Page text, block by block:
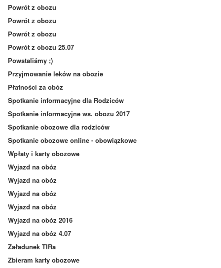
Powrót z obozu
Powrót z obozu
Powrót z obozu
Powrót z obozu 25.07
Powstaliśmy ;)
Przyjmowanie leków na obozie
Płatności za obóz
Spotkanie informacyjne dla Rodziców
Spotkanie informacyjne ws. obozu 2017
Spotkanie obozowe dla rodziców
Spotkanie obozowe online - obowiązkowe
Wpłaty i karty obozowe
Wyjazd na obóz
Wyjazd na obóz
Wyjazd na obóz
Wyjazd na obóz
Wyjazd na obóz 2016
Wyjazd na obóz 4.07
Załadunek TIRa
Zbieram karty obozowe